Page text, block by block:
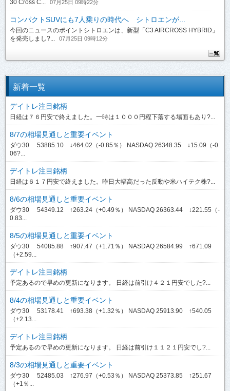
30 Cross C... 07月25日 09時22分
コンパクトSUVにも7人乗りの時代へ シトロエンが...
今回のニュースのポイントシトロエンは、新型「C3 AIRCROSS HYBRID」
を発売しまし?...
07月25日 09時12分
新着一覧
デイトレ注目銘柄
日経は７６円安で終えました。一時は１０００円程下落する場面もあり?...
8/7の相場見通しと重要イベント
ダウ30 53885.10 ↓464.02（-0.85％） NASDAQ 26348.35 ↓15.09（-0.
06?...
デイトレ注目銘柄
日経は６１７円安で終えました。昨日大幅高だった反動や米ハイテク株?...
8/6の相場見通しと重要イベント
ダウ30 54349.12 ↑263.24（+0.49％） NASDAQ 26363.44 ↓221.55（-
0.83...
8/5の相場見通しと重要イベント
ダウ30 54085.88 ↑907.47（+1.71％） NASDAQ 26584.99 ↑671.09
（+2.59...
デイトレ注目銘柄
予定あるので早めの更新になります。 日経は前引け４２１円安でした?...
8/4の相場見通しと重要イベント
ダウ30 53178.41 ↑693.38（+1.32％） NASDAQ 25913.90 ↑540.05
（+2.13...
デイトレ注目銘柄
予定あるので早めの更新になります。 日経は前引け１１２１円安でし?...
8/3の相場見通しと重要イベント
ダウ30 52485.03 ↑276.97（+0.53％） NASDAQ 25373.85 ↑251.67
（+1％...